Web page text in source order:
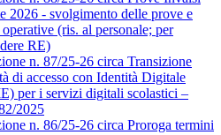
2026 - svolgimento delle prove e
(ris. al personale; per
RE)
n. 87/25-26 circa Transizione
di accesso con Identità Digitale
per i servizi digitali scolastici –
2025
n. 86/25-26 circa Proroga termini